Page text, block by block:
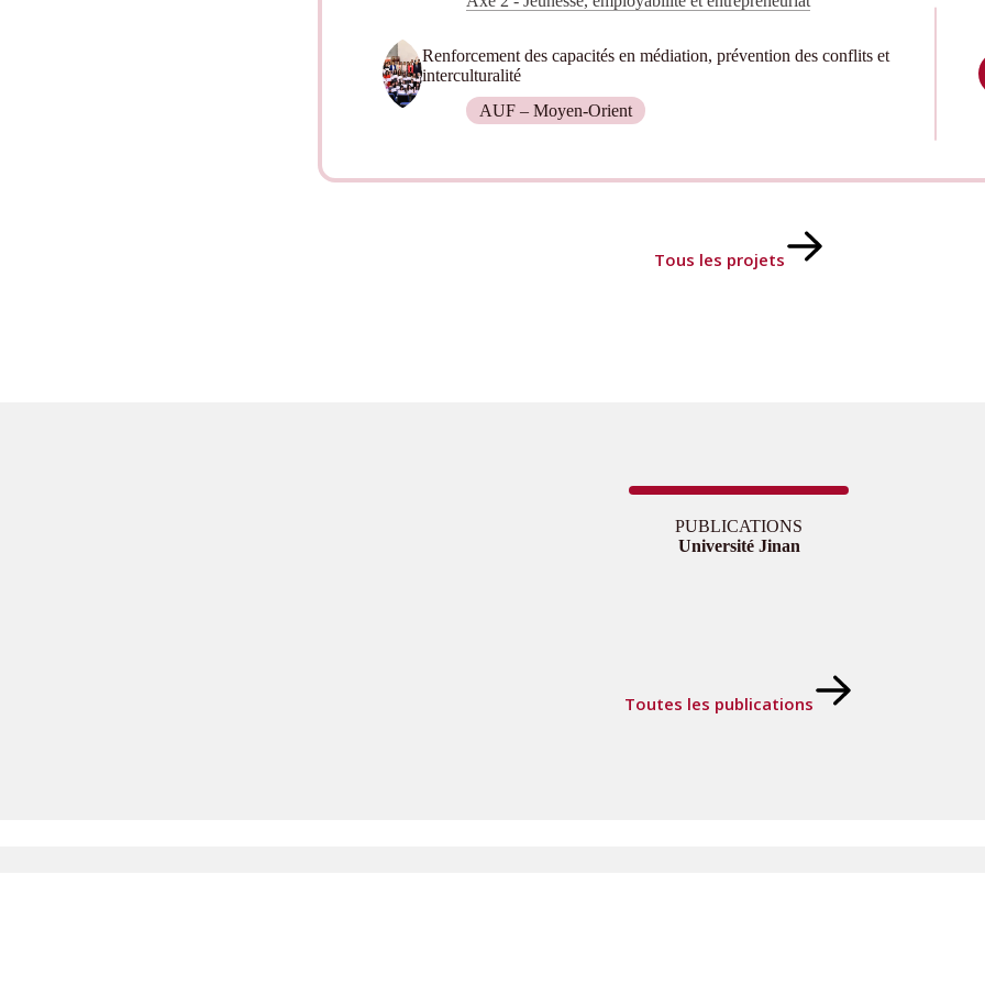
Renforcement des capacités en médiation, prévention des conflits et
interculturalité
AUF – Moyen-Orient
Tous les projets
PUBLICATIONS
Université Jinan
Toutes les publications